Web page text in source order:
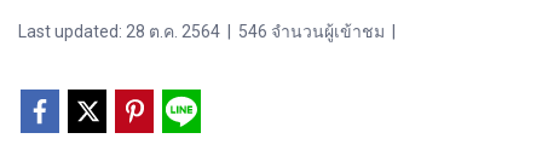
Last updated: 28 ต.ค. 2564 546 จำนวนผู้เข้าชม